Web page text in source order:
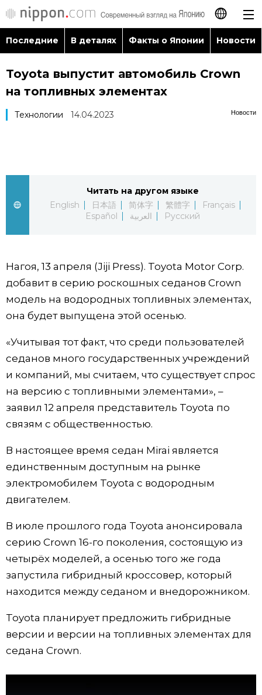
日本語
English
Español
العربية
Последние
Факты о Японии
Новости
Фото/Видео
Разделы
Люди
Блог
Политика
Экономика
Общество
Жизнь
Технологии
Токио
От редакции
Популярные статьи
Японский язык
Японский калейдоскоп
Семья
Еда и напитки
official SNS
Последние В деталях Факты о Японии Новости
Toyota выпустит автомобиль Crown
на топливных элементах
Новости
Технологии 14.04.2023
Читать на другом языке
English
日本語 简体字 繁體字
Français
Español
العربية Русский
Нагоя, 13 апреля (Jiji Press). Toyota Motor Corp.
добавит в серию роскошных седанов Crown
модель на водородных топливных элементах,
она будет выпущена этой осенью.
«Учитывая тот факт, что среди пользователей
седанов много государственных учреждений
и компаний, мы считаем, что существует спрос
на версию с топливными элементами», –
заявил 12 апреля представитель Toyota по
связям с общественностью.
В настоящее время седан Mirai является
единственным доступным на рынке
электромобилем Toyota с водородным
двигателем.
В июле прошлого года Toyota анонсировала
серию Crown 16-го поколения, состоящую из
четырёх моделей, а осенью того же года
запустила гибридный кроссовер, который
находится между седаном и внедорожником.
Toyota планирует предложить гибридные
версии и версии на топливных элементах для
седана Crown.